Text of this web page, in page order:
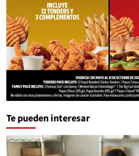
Te pueden interesar